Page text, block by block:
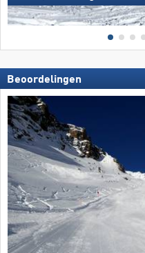
Beoordelingen